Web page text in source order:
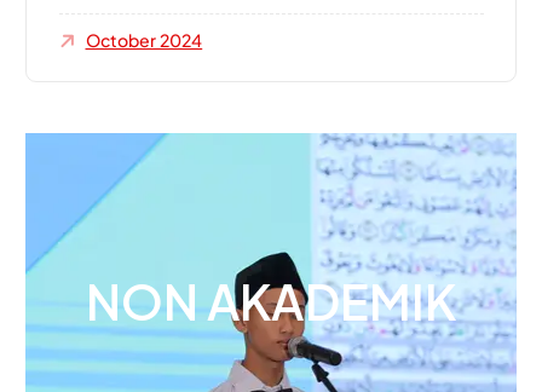
October 2024
NON AKADEMIK